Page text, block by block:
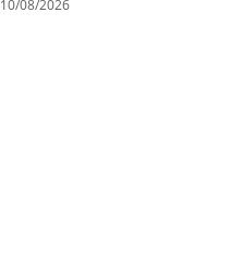
cepat.
10/08/2026